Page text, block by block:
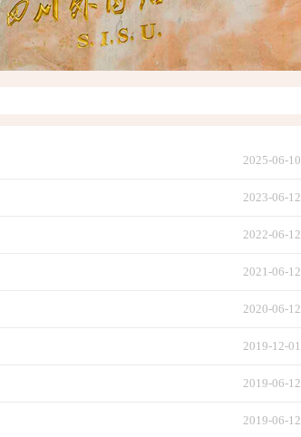
2025-06-10
2023-06-12
2022-06-12
2021-06-12
2020-06-12
2019-12-01
2019-06-12
2019-06-12